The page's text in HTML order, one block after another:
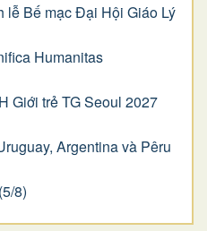
lễ Bế mạc Đại Hội Giáo Lý
Humanitas
Giới trẻ TG Seoul 2027
Argentina và Pêru
8)